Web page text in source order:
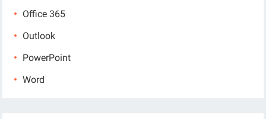
Office 365
Outlook
PowerPoint
Word